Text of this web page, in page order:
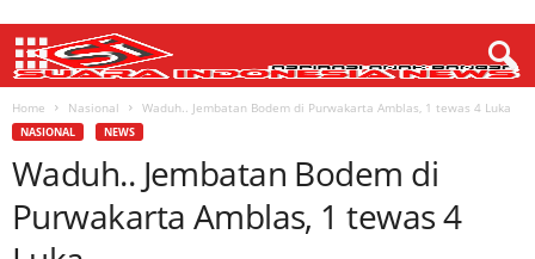
Home Nasional Waduh.. Jembatan Bodem di Purwakarta Amblas, 1 tewas 4 Luka
NASIONAL NEWS
Waduh.. Jembatan Bodem di
Purwakarta Amblas, 1 tewas 4